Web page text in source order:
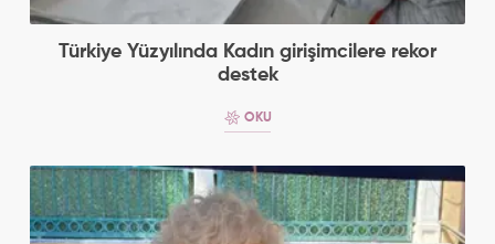
Türkiye Yüzyılında Kadın girişimcilere rekor
destek
OKU